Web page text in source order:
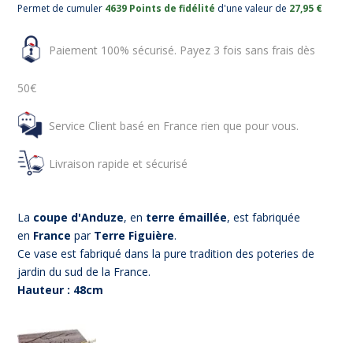
Permet de cumuler 4639 Points de fidélité d'une valeur de 27,95 €
Paiement 100% sécurisé. Payez 3 fois sans frais dès
50€
Service Client basé en France rien que pour vous.
Livraison rapide et sécurisé
La coupe d'Anduze, en terre émaillée, est fabriquée
en France par Terre Figuière.
Ce vase est fabriqué dans la pure tradition des poteries de
jardin du sud de la France.
Hauteur : 48cm